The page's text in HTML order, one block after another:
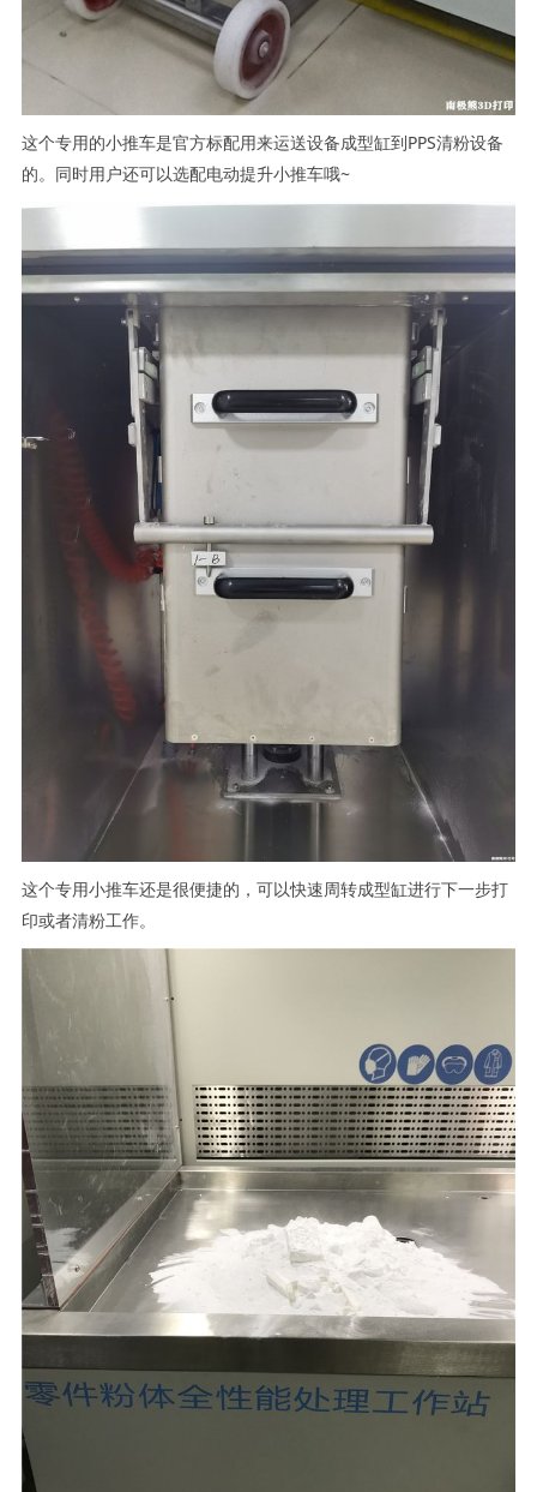
这个专用的小推车是官方标配用来运送设备成型缸到PPS清粉设备
的。同时用户还可以选配电动提升小推车哦~
这个专用小推车还是很便捷的，可以快速周转成型缸进行下一步打
印或者清粉工作。